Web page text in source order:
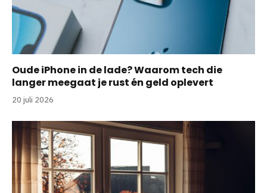
Oude iPhone in de lade? Waarom tech die
langer meegaat je rust én geld oplevert
20 juli 2026